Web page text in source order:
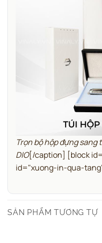
Trọn bộ hộp đựng sang
DIO[/caption] [block
id="xuong-in-qua-
SẢN PHẨM TƯƠNG TỰ